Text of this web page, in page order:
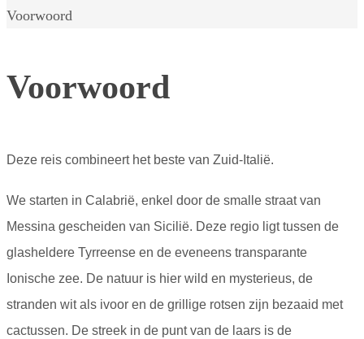
Voorwoord
Voorwoord
Deze reis combineert het beste van Zuid-Italië.
We starten in Calabrië, enkel door de smalle straat van
Messina gescheiden van Sicilië. Deze regio ligt tussen de
glasheldere Tyrreense en de eveneens transparante
Ionische zee. De natuur is hier wild en mysterieus, de
stranden wit als ivoor en de grillige rotsen zijn bezaaid met
cactussen. De streek in de punt van de laars is de